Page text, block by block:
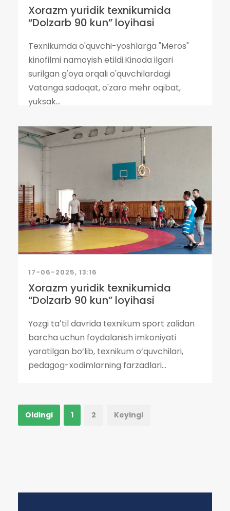
Xorazm yuridik texnikumida
“Dolzarb 90 kun” loyihasi
Texnikumda o'quvchi-yoshlarga "Meros"
kinofilmi namoyish etildi.Kinoda ilgari
surilgan g'oya orqali o'quvchilardagi
Vatanga sadoqat, o'zaro mehr oqibat,
yuksak...
17-06-2025, 13:16
Xorazm yuridik texnikumida
“Dolzarb 90 kun” loyihasi
Yozgi taʼtil davrida texnikum sport zalidan
barcha uchun foydalanish imkoniyati
yaratilgan bo‘lib, texnikum o‘quvchilari,
pedagog-xodimlarning farzadlari...
Oldingi 1 2 Keyingi